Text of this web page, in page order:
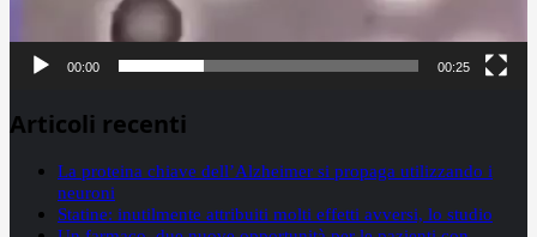
00:00 00:25
Articoli recenti
La proteina chiave dell’Alzheimer si propaga utilizzando i
neuroni
Statine: inutilmente attribuiti molti effetti avversi, lo studio